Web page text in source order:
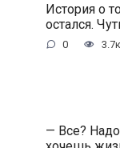
История о
остался.
0
— Все?